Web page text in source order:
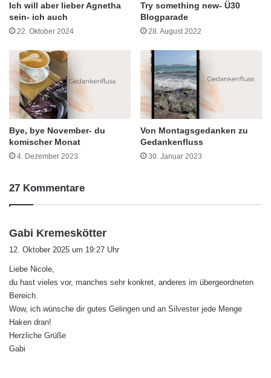
Ich will aber lieber Agnetha
sein- ich auch
22. Oktober 2024
Try something new- Ü30
Blogparade
28. August 2022
Bye, bye November- du
komischer Monat
4. Dezember 2023
Von Montagsgedanken zu
Gedankenfluss
30. Januar 2023
27 Kommentare
Gabi Kremeskötter
:
12. Oktober 2025 um 19:27 Uhr
Liebe Nicole,
du hast vieles vor, manches sehr konkret, anderes im übergeordneten
Bereich.
Wow, ich wünsche dir gutes Gelingen und an Silvester jede Menge
Haken dran!
Herzliche Grüße
Gabi